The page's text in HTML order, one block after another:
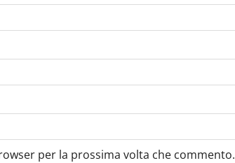
per la prossima volta che commento.